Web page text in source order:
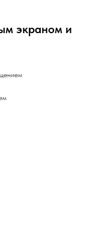
экраном и